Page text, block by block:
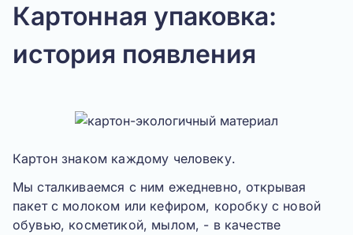
Картонная упаковка:
история появления
Картонзнаком каждому человеку.
Мы сталкиваемся с ним ежедневно, открывая
пакет с молоком или кефиром, коробку с новой
обувью, косметикой, мылом, - в качестве